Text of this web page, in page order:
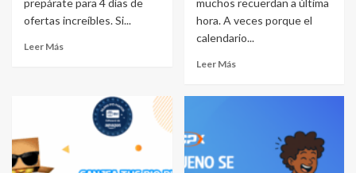
prepárate para 4 días de
ofertas increíbles. Si...
Leer Más
muchos recuerdan a última
hora. A veces porque el
calendario...
Leer Más